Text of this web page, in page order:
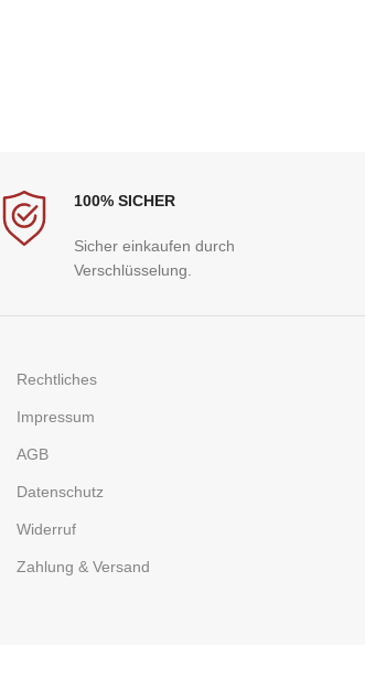
100% SICHER
Sicher einkaufen durch
Verschlüsselung.
Rechtliches
Impressum
AGB
Datenschutz
Widerruf
Zahlung & Versand